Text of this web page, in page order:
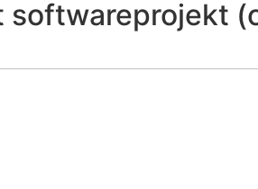
softwareprojekt